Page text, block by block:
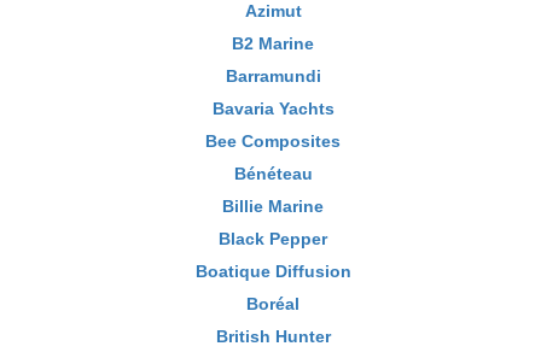
Azimut
B2 Marine
Barramundi
Bavaria Yachts
Bee Composites
Bénéteau
Billie Marine
Black Pepper
Boatique Diffusion
Boréal
British Hunter